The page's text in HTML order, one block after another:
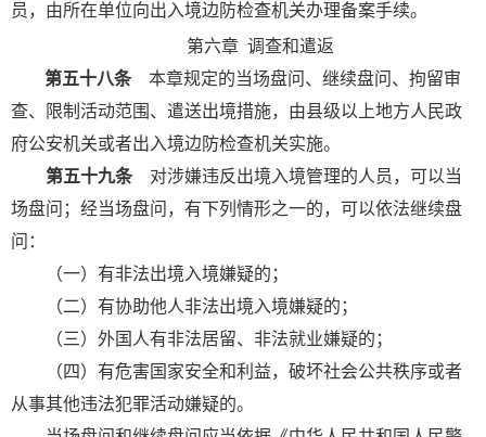
员，由所在单位向出入境边防检查机关办理备案手续。
第六章 调查和遣返
第五十八条本章规定的当场盘问、继续盘问、拘留审
查、限制活动范围、遣送出境措施，由县级以上地方人民政
府公安机关或者出入境边防检查机关实施。
第五十九条对涉嫌违反出境入境管理的人员，可以当
场盘问；经当场盘问，有下列情形之一的，可以依法继续盘
问：
（一）有非法出境入境嫌疑的；
（二）有协助他人非法出境入境嫌疑的；
（三）外国人有非法居留、非法就业嫌疑的；
（四）有危害国家安全和利益，破坏社会公共秩序或者
从事其他违法犯罪活动嫌疑的。